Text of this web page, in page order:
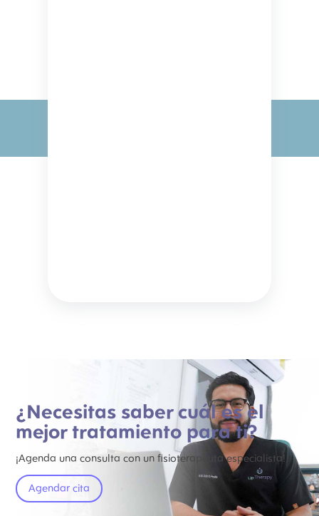
¿Necesitas saber cuál es el
mejor tratamiento para ti?
¡Agenda una consulta con un fisioterapeuta especialista!
Agendar cita